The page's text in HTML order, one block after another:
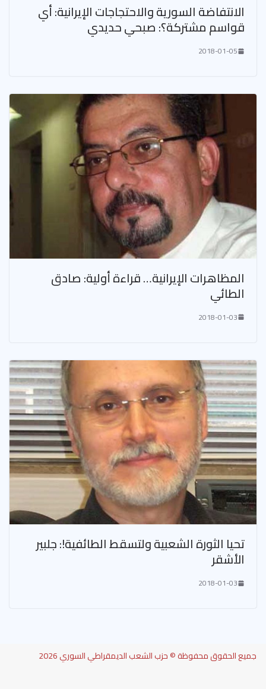
الانتفاضة السورية والاحتجاجات الإيرانية: أي
قواسم مشتركة؟: صبحي حديدي
2018-01-05
المظاهرات الإيرانية… قراءة أولية: صادق
الطائي
2018-01-03
تحيا الثورة الشعبية ولتسقط الطائفية!: جلبير
الأشقر
2018-01-03
جميع الحقوق محفوظة © حزب الشعب الديمقراطي السوري 2026